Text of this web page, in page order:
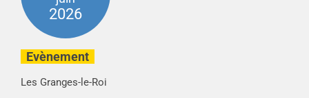
2026
Evènement
Les Granges-le-Roi